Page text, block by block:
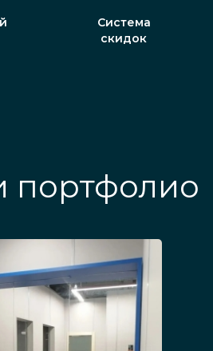
Система
скидок
портфолио